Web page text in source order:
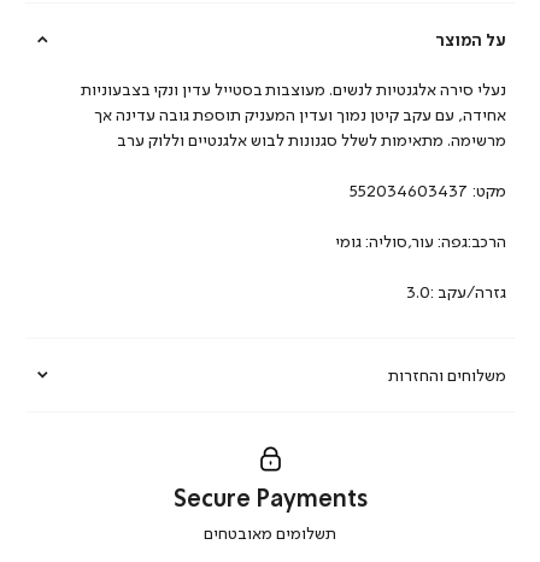
על המוצר
משלוחים והחזרות
נעלי סירה אלגנטיות לנשים. מעוצבות בסטייל עדין ונקי בצבעוניות
אחידה, עם עקב קיטן נמוך ועדין המעניק תוספת גובה עדינה אך
מרשימה. מתאימות לשלל סגנונות לבוש אלגנטיים וללוק ערב
מקט: 552034603437
הרכב:גפה: עור,סוליה: גומי
גזרה/עקב :3.0
secure
Secure Payments
תשלומים מאובטחים